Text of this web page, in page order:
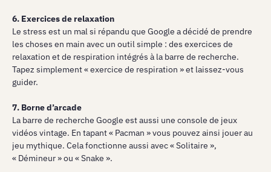
6. Exercices de relaxation
Le stress est un mal si répandu que Google a décidé de prendre
les choses en main avec un outil simple : des exercices de
relaxation et de respiration intégrés à la barre de recherche.
Tapez simplement « exercice de respiration » et laissez-vous
guider.
7. Borne d’arcade
La barre de recherche Google est aussi une console de jeux
vidéos vintage. En tapant « Pacman » vous pouvez ainsi jouer au
jeu mythique. Cela fonctionne aussi avec « Solitaire »,
« Démineur » ou « Snake ».